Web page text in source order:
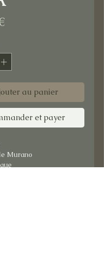
au panier
et payer
Murano